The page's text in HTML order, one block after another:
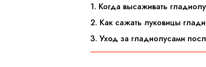
1. Когда высаживать
2. Как сажать луковицы
3. Уход за гладиолусами